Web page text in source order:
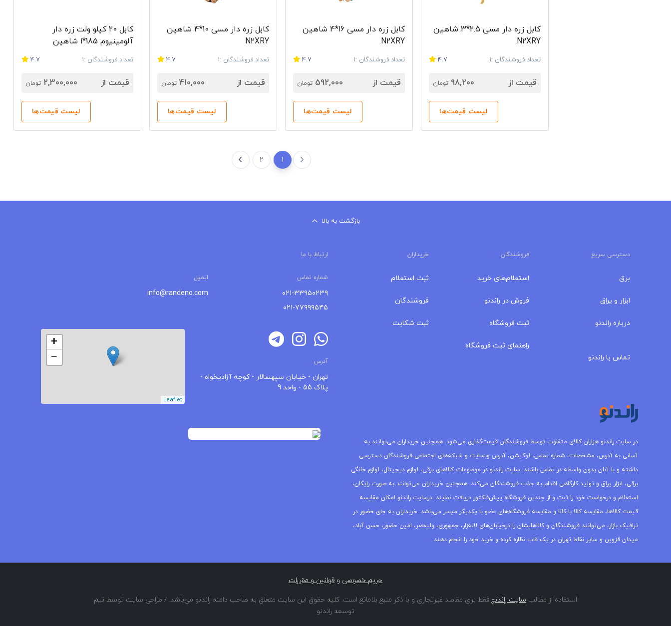
کابل زره دار مسی 2.5*3 شاهین
N2XRY
تعداد فروشندگان :1 4.7
قیمت از 98,200 تومان
لیست قیمت‌ها
کابل زره دار مسی 16*4 شاهین
N2XRY
تعداد فروشندگان :1 4.7
قیمت از 592,000 تومان
لیست قیمت‌ها
کابل زره دار مسی 10*4 شاهین
N2XRY
تعداد فروشندگان :1 4.7
قیمت از 410,000 تومان
لیست قیمت‌ها
کابل 20 کیلو ولت زره دار
آلومینیوم 185*1 شاهین
تعداد فروشندگان :1 4.7
قیمت از 2,300,000 تومان
لیست قیمت‌ها
1
2
بازگشت به بالا
دسترسی سریع فروشندگان خریداران ارتباط با ما
برق
ابزار و یراق
درباره‌ راندنو
تماس با راندنو
استعلام‌های خرید
فروش در راندنو
ثبت فروشگاه
راهنمای ثبت فروشگاه
ثبت استعلام
فروشندگان
ثبت شکایت
شماره تماس ایمیل
۰۲۱-۳۳۹۵۰۲۳۹
۰۲۱-۷۷۹۹۹۵۴۵
info@randeno.com
آدرس
تهران - خیابان سپهسالار - کوچه آزادیخواه -
پلاک 55 - واحد 9
+
−
Leaflet
در سایت راندنو هزاران کالای متفاوت توسط فروشندگان قیمت‌گذاری می‌شود. همچنین خریداران می‌توانند به
آسانی به آدرس، مشخصات، شماره تماس، لوکیشن، آدرس وبسایت و شبکه‌های اجتماعی فروشندگان دسترسی
داشته و با آنان بدون واسطه در تماس باشند. سایت راندنو در موضوعات کالاهای برقی، لوازم دیجیتال، لوازم خانگی
برقی، ابزار یراق و تولید کارگاهی اقدام به جذب فروشندگان می‌کند. همچنین خریداران می‌توانند به صورت رایگان،
استعلام و درخواست خود را ثبت و از چندین فروشگاه پیش‌فاکتور دریافت نمایند. درسایت راندنو امکان مقایسه
قیمت کالاها، مقایسه کالا با کالا و مقایسه فروشگاه‌های عضو با یکدیگر میسر می‌باشد. خریداران به جای حضور در
ترافیک بازار، می‌توانند فروشندگان و کالاهایشان را درخیابان‌های لاله‌زار، جمهوری، ولیعصر، امین حضور، حسن آباد،
میدان قزوین و سایر نقاط تهران در یک قاب نظاره کرده و خرید خود را انجام دهند.
حریم خصوصی و قوانین و مقررات
استفاده از مطالب سایت راندنو فقط برای مقاصد غیرتجاری و با ذکر منبع بلامانع است. کلیه حقوق این سایت متعلق به صاحب دامنه راندنو می‌باشد. / طراحی سایت توسط تیم
توسعه راندنو